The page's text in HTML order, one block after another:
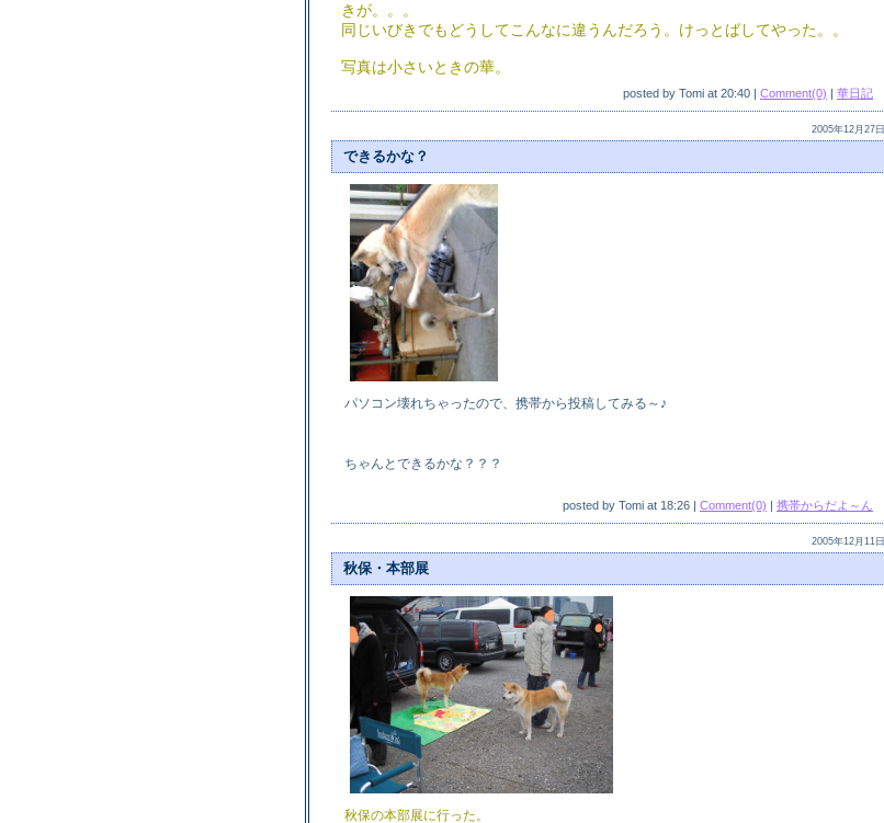
きが。。。
同じいびきでもどうしてこんなに違うんだろう。けっとばしてやった。。
写真は小さいときの華。
posted by Tomi at 20:40 | Comment(0) | 華日記
2005年12月27日
できるかな？
パソコン壊れちゃったので、携帯から投稿してみる～♪
ちゃんとできるかな？？？
posted by Tomi at 18:26 | Comment(0) | 携帯からだよ～ん
2005年12月11日
秋保・本部展
秋保の本部展に行った。